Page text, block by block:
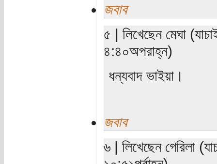
জবাব
৫ | লিখেছেন মেঘা
৪:৪০অপরাহ্ন)
ধন্যবাদ ভাইয়া।
জবাব
৬ | লিখেছেন গেরিলা